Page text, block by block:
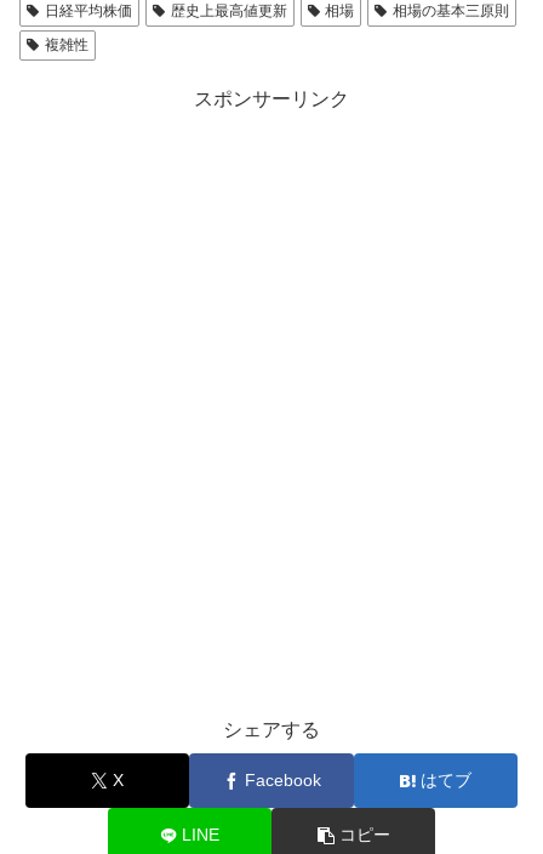
日経平均株価
歴史上最高値更新 相場
相場の基本三原則
複雑性
スポンサーリンク
シェアする
X Facebook はてブ
LINE コピー